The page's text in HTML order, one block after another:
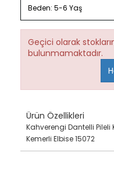
Beden:5-6 Yaş
Geçici olarak
bulunmamaktadır.
Ürün Özellikleri
Kahverengi Dantelli Pileli
Kemerli Elbise 15072